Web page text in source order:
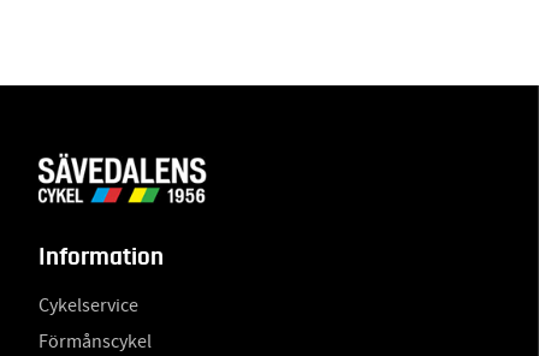
Information
Cykelservice
Förmånscykel